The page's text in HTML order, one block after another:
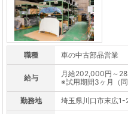
職種 車の中古部品営業
給与
月給202,000円～
※試用期間3ヶ月（同
勤務地 埼玉県川口市末広